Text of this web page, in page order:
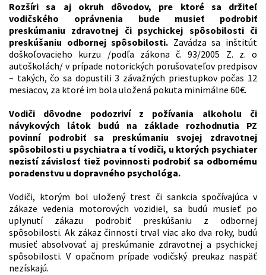
Rozšíri sa aj okruh dôvodov, pre ktoré sa držiteľ
vodičského oprávnenia bude musieť podrobiť
preskúmaniu zdravotnej či psychickej spôsobilosti či
preskúšaniu odbornej spôsobilosti. Zavádza sa inštitút
doškoľovacieho kurzu /podľa zákona č. 93/2005 Z. z. o
autoškolách/ v prípade notorických porušovateľov predpisov
– takých,čo sa dopustili 3 závažných priestupkov počas 12
mesiacov, za ktoré im bola uložená pokuta minimálne 60€.
Vodiči dôvodne podozriví z požívania alkoholu či
návykových látok budú na základe rozhodnutia PZ
povinní podrobiť sa preskúmaniu svojej zdravotnej
spôsobilosti u psychiatra a tí vodiči, u ktorých psychiater
nezistí závislosť tiež povinnosti podrobiť sa odbornému
poradenstvu u dopravného psychológa.
Vodiči, ktorým bol uložený trest či sankcia spočívajúca v
zákaze vedenia motorových vozidiel, sa budú musieť po
uplynutí zákazu podrobiť preskúšaniu z odbornej
spôsobilosti. Ak zákaz činnosti trval viac ako dva roky, budú
musieť absolvovať aj preskúmanie zdravotnej a psychickej
spôsobilosti. V opačnom prípade vodičský preukaz naspäť
nezískajú.